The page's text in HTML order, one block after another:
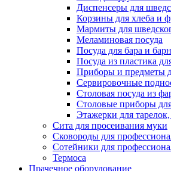
Диспенсеры для
Корзины для хлеба и
Мармиты для
Меламиновая посуда
Посуда для бара и
Посуда из пластика
Приборы и предметы
Сервировочные
Столовая посуда из
Столовые приборы
Этажерки для тарелок,
Сита для просеивания муки
Сковороды для
Сотейники для
Термоса
Прачечное оборудование